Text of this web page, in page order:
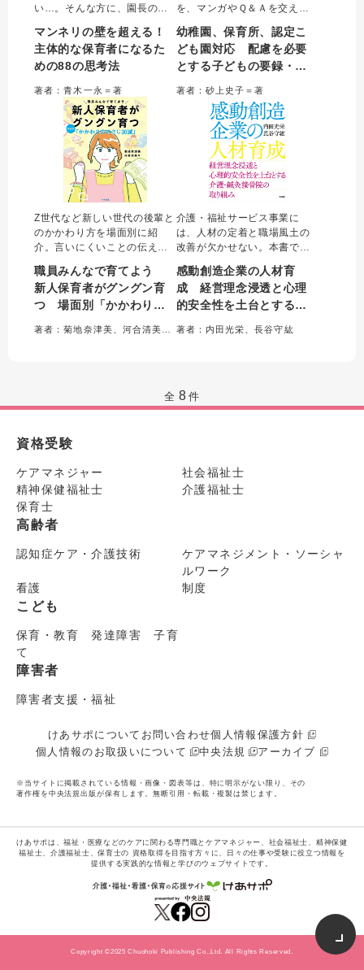
い…。そんな方に、園長の経
を上げる」「保育と子育ての
違い」など、ワンランク上の
保育者として身につけたい88
を見開き頁で解説し、すきま
時間に読み進められる。
マンネリの壁を超える！
主体的な保育者になるた
めの88の思考法
著者：青木一永＝著
を、マンガやＱ＆Ａを交えて
や小学校での活用事例も取り
上げ、要録・就学支援シート
に関する疑問は最初から最後
ができる。
幼稚園、保育所、認定こ
ども園対応 配慮を必要
とする子どもの要録・就
イド
著者：砂上史子＝著
Z世代など新しい世代の後輩と
のかかわり方を場面別に紹
介。言いにくいことの伝え方
梅の関係づくりが学べる。主
任だけでなく全職員が育成を
意識するきっかけとなる実用
職員みんなで育てよう
新人保育者がグングン育
つ 場面別「かかわり方
のさじ加減」
介護・福祉サービス事業に
は、人材の定着と職場風土の
改善が欠かせない。本書で
する栄光会の取り組みから、
良好な人間関係と組織の高い
成果を両立して経営理念を実
ーの成長事例を紹介。
感動創造企業の人材育
成 経営理念浸透と心理
的安全性を土台とする介
み
著者：内田光栄、長谷守紘
全 8 件
資格受験
ケアマネジャー
社会福祉士
精神保健福祉士
介護福祉士
保育士
高齢者
認知症ケア・介護技術
ケアマネジメント・ソーシャ
ルワーク
看護
制度
こども
保育・教育 発達障害 子育
て
障害者
障害者支援・福祉
けあサポについて お問い合わせ個人情報保護方針
個人情報のお取扱いについて
中央法規 アーカイブ
※当サイトに掲載されている情報・画像・図表等は、特に明示がない限り、その
著作権を中央法規出版が保有します。無断引用・転載・複製は禁じます。
けあサポは、福祉・医療などのケアに関わる専門職とケアマネジャー、社会福祉士、精神保健
福祉士、介護福祉士、保育士の 資格取得を目指す方々に、日々の仕事や受験に役立つ情報を
提供する実践的な情報と学びのウェブサイトです。
Copyright ©2025 Chuohoki Publishing Co.,Ltd. All Rights Reserved.